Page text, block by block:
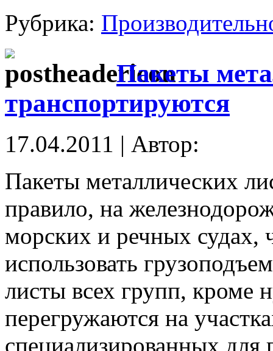
Рубрика:
Пакеты
транспортируются
17.04.2011 | Автор:
Пакеты металлических
правило, на
морских и речных судах,
использовать
листы всех групп, кроме
перегружаются на
специализированных для